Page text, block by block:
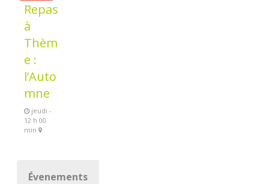
Repas
à
Thèm
e :
l’Auto
mne
jeudi -
12 h 00
min
Évenements